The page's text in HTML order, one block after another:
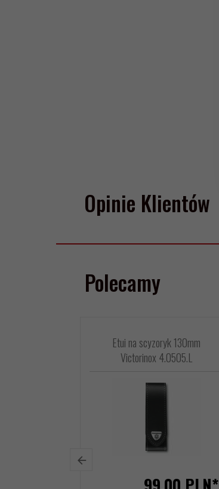
Opinie Klientów
Polecamy
Etui na scyzoryk 130mm
Victorinox 4.0505.L